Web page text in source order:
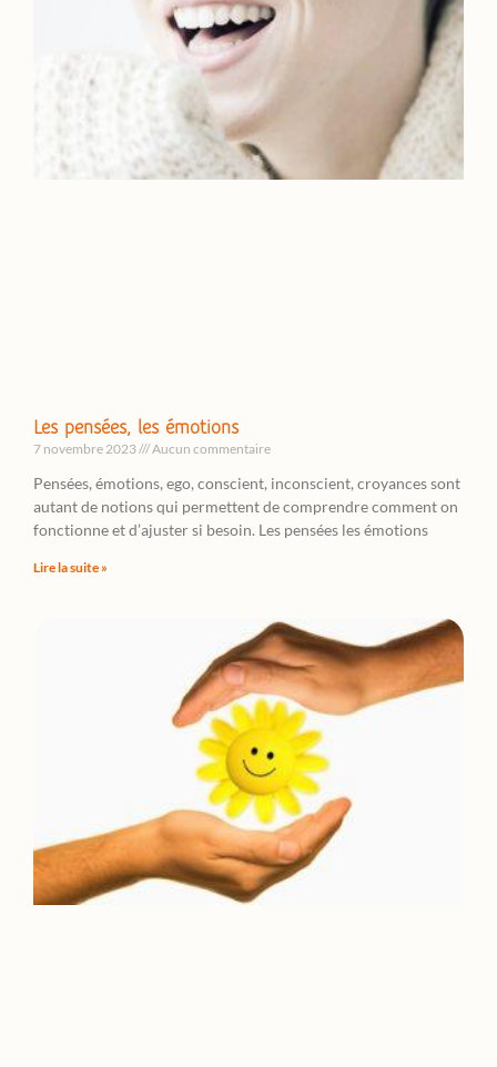
Les pensées, les émotions
7 novembre 2023 Aucun commentaire
Pensées, émotions, ego, conscient, inconscient, croyances sont
autant de notions qui permettent de comprendre comment on
fonctionne et d’ajuster si besoin. Les pensées les émotions
Lire la suite »